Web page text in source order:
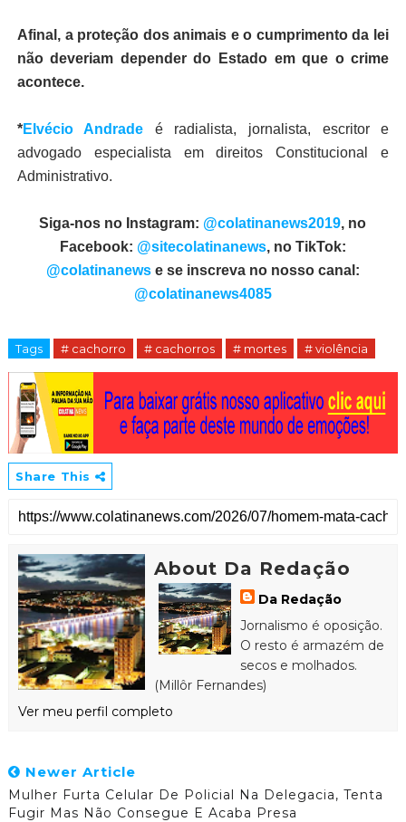
Afinal, a proteção dos animais e o cumprimento da lei
não deveriam depender do Estado em que o crime
acontece.
*Elvécio Andrade é radialista, jornalista, escritor e
advogado especialista em direitos Constitucional e
Administrativo.
Siga-nos no Instagram: @colatinanews2019, no
Facebook: @sitecolatinanews, no TikTok:
@colatinanewse se inscreva no nosso canal:
@colatinanews4085
Tags # cachorro # cachorros # mortes # violência
Share This
About Da Redação
Da Redação
Jornalismo é oposição.
O resto é armazém de
secos e molhados.
(Millôr Fernandes)
Ver meu perfil completo
Newer Article
Mulher Furta Celular De Policial Na Delegacia, Tenta
Fugir Mas Não Consegue E Acaba Presa